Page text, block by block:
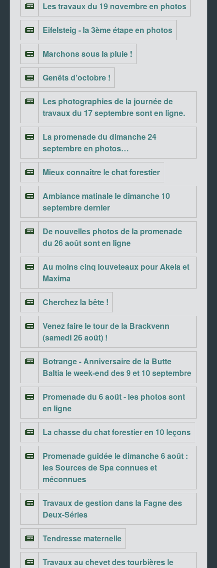
Les travaux du 19 novembre en photos
Eifelsteig - la 3ème étape en photos
Marchons sous la pluie !
Genêts d’octobre !
Les photographies de la journée de
travaux du 17 septembre sont en ligne.
La promenade du dimanche 24
septembre en photos…
Mieux connaître le chat forestier
Ambiance matinale le dimanche 10
septembre dernier
De nouvelles photos de la promenade
du 26 août sont en ligne
Au moins cinq louveteaux pour Akela et
Maxima
Cherchez la bête !
Venez faire le tour de la Brackvenn
(samedi 26 août) !
Botrange - Anniversaire de la Butte
Baltia le week-end des 9 et 10 septembre
Promenade du 6 août - les photos sont
en ligne
La chasse du chat forestier en 10 leçons
Promenade guidée le dimanche 6 août :
les Sources de Spa connues et
méconnues
Travaux de gestion dans la Fagne des
Deux-Séries
Tendresse maternelle
Travaux au chevet des tourbières le